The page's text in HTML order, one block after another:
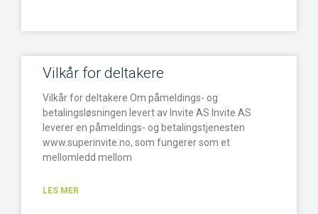
Vilkår for deltakere
Vilkår for deltakere Om påmeldings- og
betalingsløsningen levert av Invite AS Invite AS
leverer en påmeldings- og betalingstjenesten
www.superinvite.no, som fungerer som et
mellomledd mellom
LES MER